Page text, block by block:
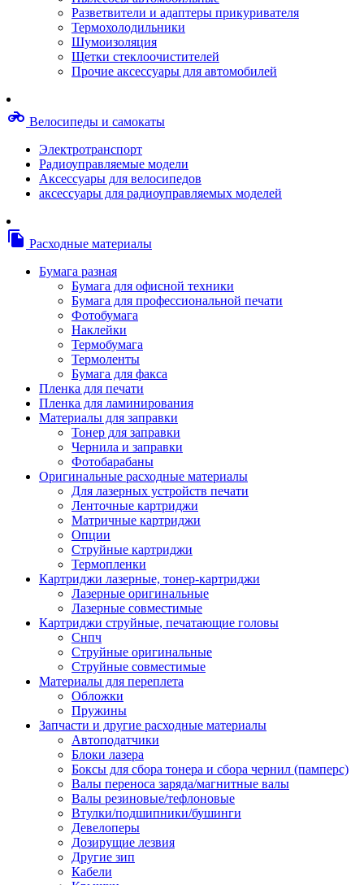
Степлерные скобы, скрепки
Термопленки
Термоузлы/печки/тэны
Тормозные площадки
Узлы/комплекты переноса изображений
Шлейфы
Баллоны со сжатым воздухом
Салфетки для чистки оргтехники
Скотч, фломастеры
Чистящие спреи, жидкости и пены
Картриджи для специализированных
Другие картриджи и твердые чернила
Картриджи и твердые чернила
Картриджи матричные, чернила
Расходные материалы для профессиональной
печати
Электрика
Изделия для прокладки кабеля и
Арматура кабельная/изоляционные
материалы
Гильза соединительная для
алюминиевых проводников под
опрессовку
проводников под опрессовку
Гильза соединительная со
болтами
Заглушка термоусадочная
ответвительный
Муфта кабельная концевая
Муфта кабельная соединительная
Наконечник быстроразмыкаемый
Наконечник кабельный со
Наконечник кабельный трубчатый
медных проводников
Наконечник обжимной кабельный
медных проводников
din 46236
Наконечник-гильза для медных
проводников
Пружина постоянного давления
Сжим ответвительный,
Разветвители и адаптеры прикуривателя
Термохолодильники
Шумоизоляция
Щетки стеклоочистителей
Прочие аксессуары для автомобилей
motorcycle Велосипеды и самокаты
Электротранспорт
Радиоуправляемые модели
Аксессуары для велосипедов
аксессуары для радиоуправляемых моделей
file_copy Расходные материалы
Бумага разная
Бумага для офисной техники
Бумага для профессиональной печати
Фотобумага
Наклейки
Термобумага
Термоленты
Бумага для факса
Пленка для печати
Пленка для ламинирования
Материалы для заправки
Тонер для заправки
Чернила и заправки
Фотобарабаны
Оригинальные расходные материалы
Для лазерных устройств печати
Ленточные картриджи
Матричные картриджи
Опции
Струйные картриджи
Термопленки
Картриджи лазерные, тонер-картриджи
Лазерные оригинальные
Лазерные совместимые
Картриджи струйные, печатающие головы
Снпч
Струйные оригинальные
Струйные совместимые
Материалы для переплета
Обложки
Пружины
Запчасти и другие расходные материалы
Автоподатчики
Блоки лазера
Боксы для сбора тонера и сбора чернил (памперс)
Валы переноса заряда/магнитные валы
Валы резиновые/тефлоновые
Втулки/подшипники/бушинги
Девелоперы
Дозирущие лезвия
Другие зип
Кабели